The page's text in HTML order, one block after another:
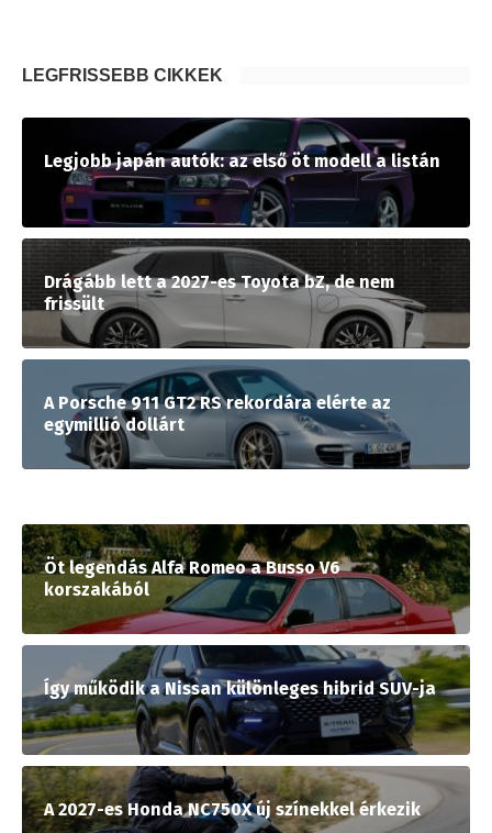
LEGFRISSEBB CIKKEK
Legjobb japán autók: az első öt modell a listán
Drágább lett a 2027-es Toyota bZ, de nem
frissült
A Porsche 911 GT2 RS rekordára elérte az
egymillió dollárt
Öt legendás Alfa Romeo a Busso V6
korszakából
Így működik a Nissan különleges hibrid SUV-ja
A 2027-es Honda NC750X új színekkel érkezik